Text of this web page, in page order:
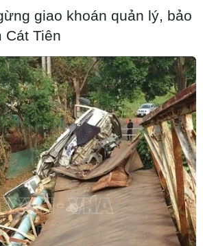
khuyến nghị tăng lãi suất
sớm hạ nhiệt
của Trung Quốc giảm
2026
giao khoán quản lý, bảo
Cát Tiên